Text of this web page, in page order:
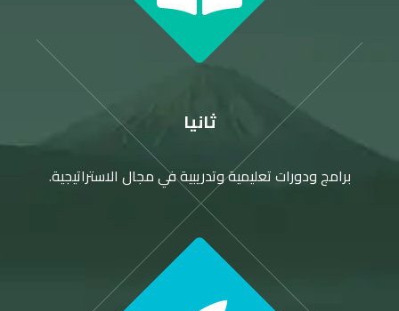
ثانيا
برامج ودورات تعليمية وتدريبية في مجال الاستراتيجية.